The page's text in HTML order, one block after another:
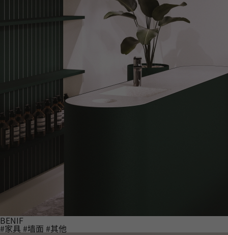
BENIF
#家具 #墙面 #其他